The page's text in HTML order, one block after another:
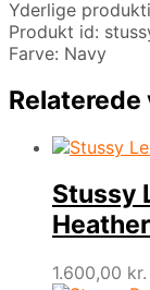
Yderlige
Produkt id:
Farve: Navy
Relaterede
Stussy
Heather
1.600,00 kr.